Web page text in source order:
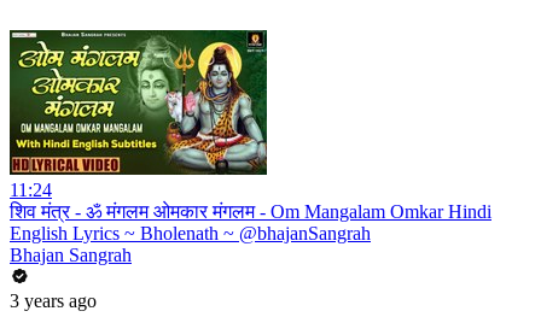
11:24
शिव मंत्र - ॐ मंगलम ओमकार मंगलम - Om Mangalam Omkar Hindi
English Lyrics ~ Bholenath ~ @bhajanSangrah
Bhajan Sangrah
3 years ago